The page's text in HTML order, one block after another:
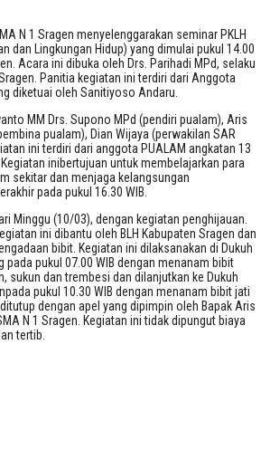
N 1 Sragen menyelenggarakan seminar PKLH
dan Lingkungan Hidup) yang dimulai pukul 14.00
Acara ini dibuka oleh Drs. Parihadi MPd, selaku
Panitia kegiatan ini terdiri dari Anggota
diketuai oleh Sanitiyoso Andaru.
MM Drs. Supono MPd (pendiri pualam), Aris
pualam), Dian Wijaya (perwakilan SAR
ini terdiri dari anggota PUALAM angkatan 13
inibertujuan untuk membelajarkan para
sekitar dan menjaga kelangsungan
pada pukul 16.30 WIB.
Minggu (10/03), dengan kegiatan penghijauan.
ini dibantu oleh BLH Kabupaten Sragen dan
bibit. Kegiatan ini dilaksanakan di Dukuh
pada pukul 07.00 WIB dengan menanam bibit
sukun dan trembesi dan dilanjutkan ke Dukuh
pukul 10.30 WIB dengan menanam bibit jati
dengan apel yang dipimpin oleh Bapak Aris
N 1 Sragen. Kegiatan ini tidak dipungut biaya
tertib.